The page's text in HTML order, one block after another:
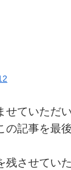
せていただ
の記事を最
残させてい